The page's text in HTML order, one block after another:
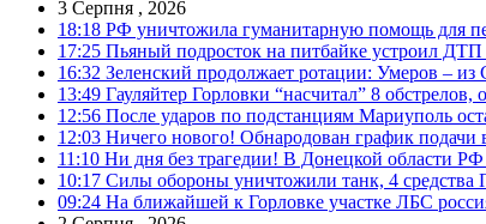
3 Серпня , 2026
18:18 РФ уничтожила гуманитарную помощь для
17:25 Пьяный подросток на питбайке устроил ДТП
16:32 Зеленский продолжает ротации: Умеров
13:49 Гауляйтер Горловки “насчитал” 8
12:56 После ударов по подстанциям Мариуполь
12:03 Ничего нового! Обнародован график подачи
11:10 Ни дня без трагедии! В Донецкой области
10:17 Силы обороны уничтожили танк, 4 средства
09:24 На ближайшей к Горловке участке ЛБС